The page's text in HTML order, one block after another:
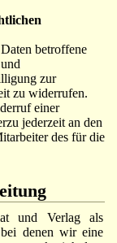
betroffene
zur
zu widerrufen.
einer
jederzeit an den
des für die
und Verlag als
bei denen wir eine